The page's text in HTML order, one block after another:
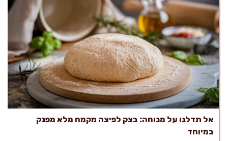
אל תדלגו על מנוחה: בצק לפיצה מקמח מלא מפנק
במיוחד